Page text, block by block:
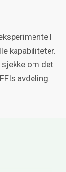
kapabiliteter.
sjekke om det
avdeling